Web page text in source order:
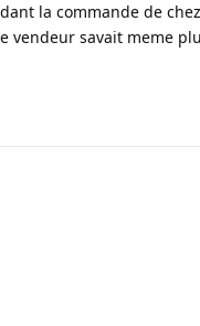
la commande de
savait meme